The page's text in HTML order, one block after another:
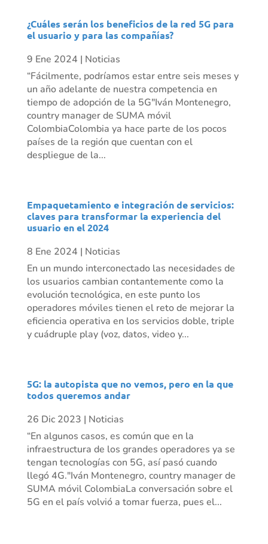
¿Cuáles serán los beneficios de la red 5G para
el usuario y para las compañías?
9 Ene 2024 | Noticias
“Fácilmente, podríamos estar entre seis meses y
un año adelante de nuestra competencia en
tiempo de adopción de la 5G"Iván Montenegro,
country manager de SUMA móvil
ColombiaColombia ya hace parte de los pocos
países de la región que cuentan con el
despliegue de la...
Empaquetamiento e integración de servicios:
claves para transformar la experiencia del
usuario en el 2024
8 Ene 2024 | Noticias
En un mundo interconectado las necesidades de
los usuarios cambian contantemente como la
evolución tecnológica, en este punto los
operadores móviles tienen el reto de mejorar la
eficiencia operativa en los servicios doble, triple
y cuádruple play (voz, datos, video y...
5G: la autopista que no vemos, pero en la que
todos queremos andar
26 Dic 2023 | Noticias
“En algunos casos, es común que en la
infraestructura de los grandes operadores ya se
tengan tecnologías con 5G, así pasó cuando
llegó 4G."Iván Montenegro, country manager de
SUMA móvil ColombiaLa conversación sobre el
5G en el país volvió a tomar fuerza, pues el...